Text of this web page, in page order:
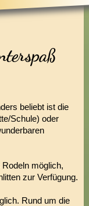
beliebt ist die
Schule) oder
möglich,
zur Verfügung.
Rund um die